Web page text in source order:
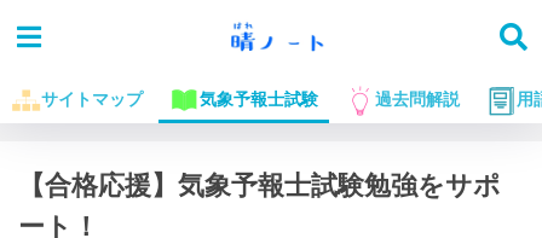
サイトマップ 気象予報士試験 過去問解説 用
ホーム
【合格応援】気象予報士試験勉強をサポ
ート！